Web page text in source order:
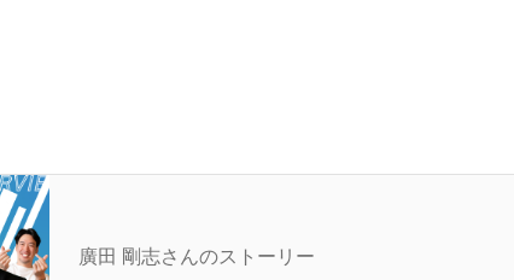
期的なサービスを生み出した代表が、「学歴や職歴
が無くても正当に勝負ができる世の中にしたい」理
廣田 剛志さんのストーリー